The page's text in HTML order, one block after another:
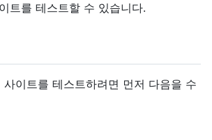
트를 테스트할 수 있습니다.
이트를 테스트하려면 먼저 다음을 수